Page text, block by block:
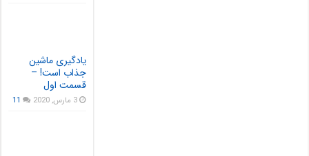
یادگیری ماشین
جذاب است! –
قسمت اول
3 مارس, 2020 11